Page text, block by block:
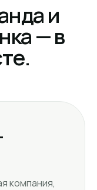
и
— в
компания,